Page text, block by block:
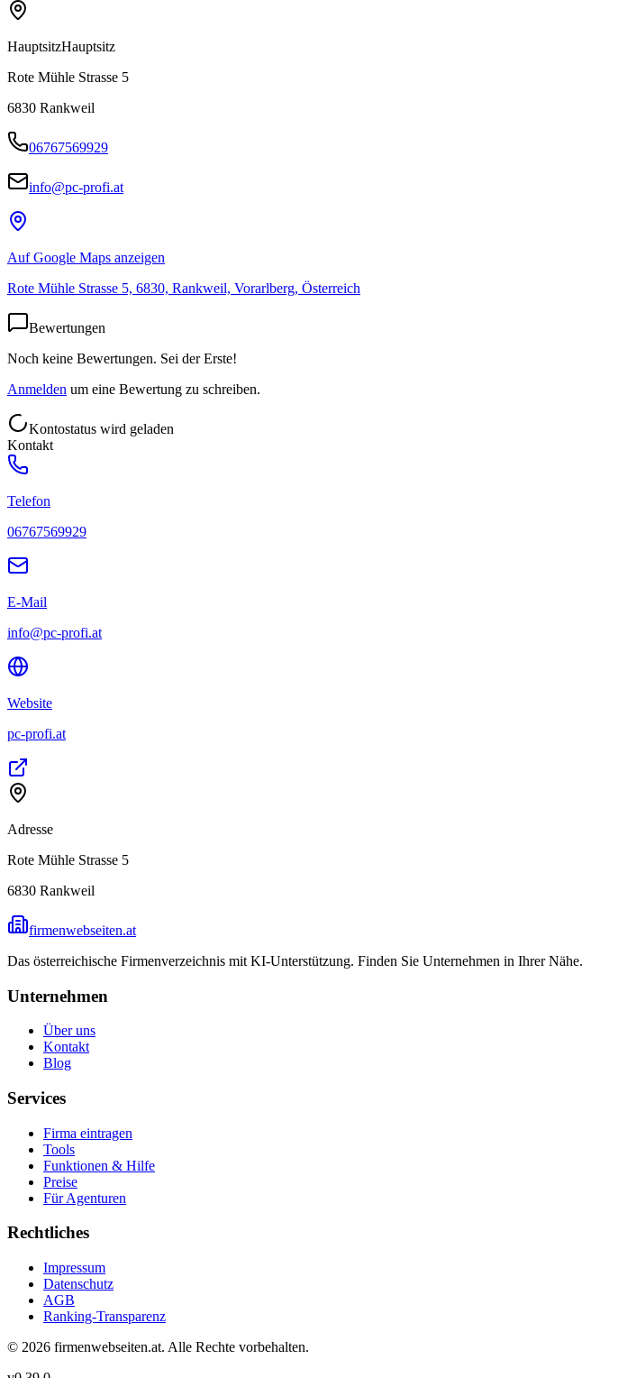
HauptsitzHauptsitz
Rote Mühle Strasse 5
6830 Rankweil
06767569929
info@pc-profi.at
Auf Google Maps anzeigen
Rote Mühle Strasse 5, 6830, Rankweil, Vorarlberg, Österreich
Bewertungen
Noch keine Bewertungen. Sei der Erste!
Anmelden um eine Bewertung zu schreiben.
Kontostatus wird geladen
Kontakt
Telefon
06767569929
E-Mail
info@pc-profi.at
Website
pc-profi.at
Adresse
Rote Mühle Strasse 5
6830 Rankweil
firmenwebseiten.at
Das österreichische Firmenverzeichnis mit KI-Unterstützung. Finden Sie Unternehmen in Ihrer Nähe.
Unternehmen
Über uns
Kontakt
Blog
Services
Firma eintragen
Tools
Funktionen & Hilfe
Preise
Für Agenturen
Rechtliches
Impressum
Datenschutz
AGB
Ranking-Transparenz
© 2026 firmenwebseiten.at. Alle Rechte vorbehalten.